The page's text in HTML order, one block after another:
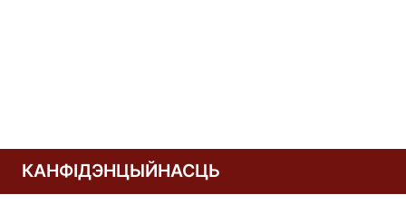
КАНФІДЭНЦЫЙНАСЦЬ